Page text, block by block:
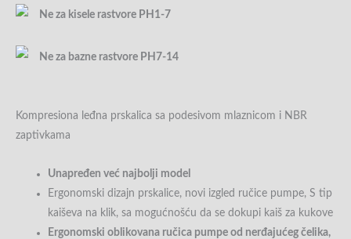
Ne za kisele rastvore PH1-7
Ne za bazne rastvore PH7-14
Kompresiona leđna prskalica sa podesivom mlaznicom i NBR
zaptivkama
Unapređen već najbolji model
Ergonomski dizajn prskalice, novi izgled ručice pumpe, S tip
kaiševa na klik, sa mogućnošću da se dokupi kaiš za kukove
Ergonomski oblikovana ručica pumpe od nerđajućeg čelika,